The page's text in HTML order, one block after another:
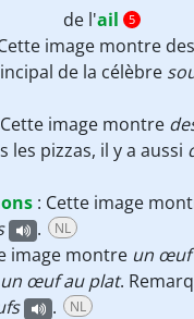
de l'ail
5
image montre des
de la célèbre
Cette image montre
les pizzas, il y a aussi
: Cette image
. NL
image montre un œuf
un œuf au plat.
. NL